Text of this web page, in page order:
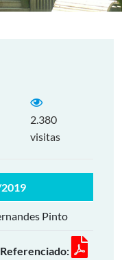
2.380
visitas
Pinto